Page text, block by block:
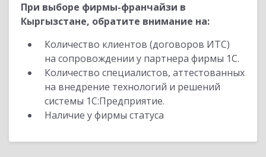
При выборе фирмы-франчайзи в
Кыргызстане, обратите внимание на:
Количество клиентов (договоров ИТС)
на сопровождении у партнера фирмы 1С.
Количество специалистов, аттестованных
на внедрение технологий и решений
системы 1С:Предприятие.
Наличие у фирмы статуса